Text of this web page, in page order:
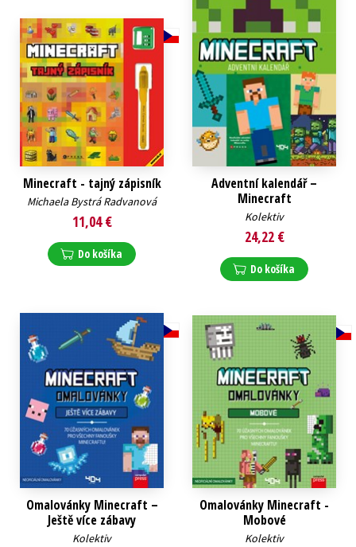
Minecraft - tajný zápisník
Michaela Bystrá Radvanová
11,04 €
Do košíka
Adventní kalendář –
Minecraft
Kolektiv
24,22 €
Do košíka
Omalovánky Minecraft –
Ještě více zábavy
Kolektiv
Omalovánky Minecraft -
Mobové
Kolektiv